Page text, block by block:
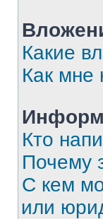
Какие
Как мне
Кто
Почему
С кем
или